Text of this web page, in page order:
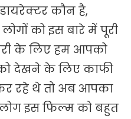
कौन है,
को इस बारे में पूरी
के लिए हम आपको
देखने के लिए काफी
रहे थे तो अब आपका
इस फिल्म को बहुत